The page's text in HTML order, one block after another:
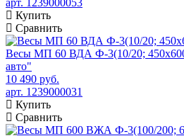
арт. 1239000053
Купить
Сравнить
Весы МП 60 ВДА Ф-3(10/20;
авто"
10 490 руб.
арт. 1239000031
Купить
Сравнить